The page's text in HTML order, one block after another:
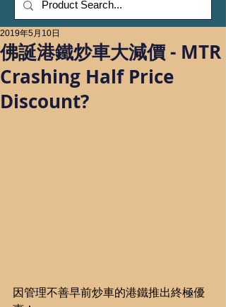
佛誕港鐵炒車大減價 - MTR
Crashing Half Price
Discount?
2019年5月10日
因管理不善早前炒車的港鐵推出終極優